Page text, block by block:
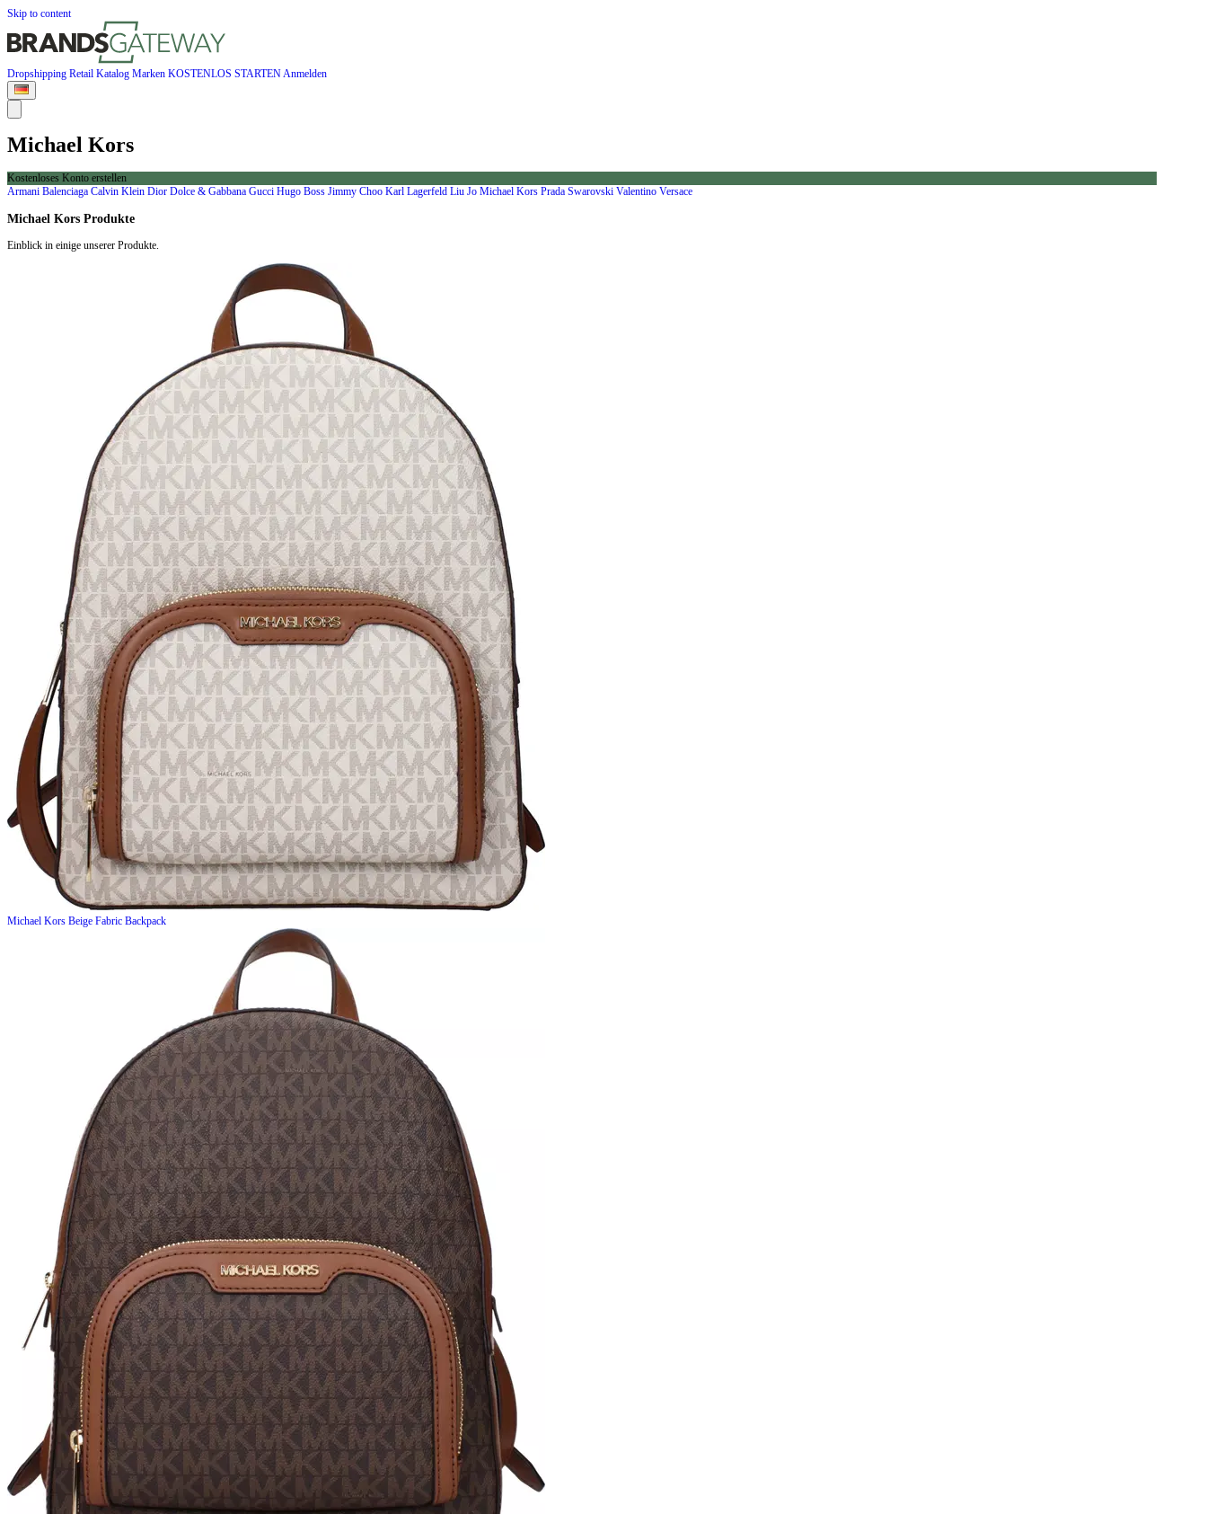
Skip to content
Dropshipping Retail Katalog Marken KOSTENLOS STARTENAnmelden
Michael Kors
Kostenloses Konto erstellen
Armani Balenciaga Calvin Klein Dior Dolce & Gabbana Gucci Hugo Boss Jimmy Choo Karl Lagerfeld Liu Jo Michael Kors Prada Swarovski Valentino Versace
Michael Kors Produkte
Einblick in einige unserer Produkte.
Michael Kors Beige Fabric Backpack